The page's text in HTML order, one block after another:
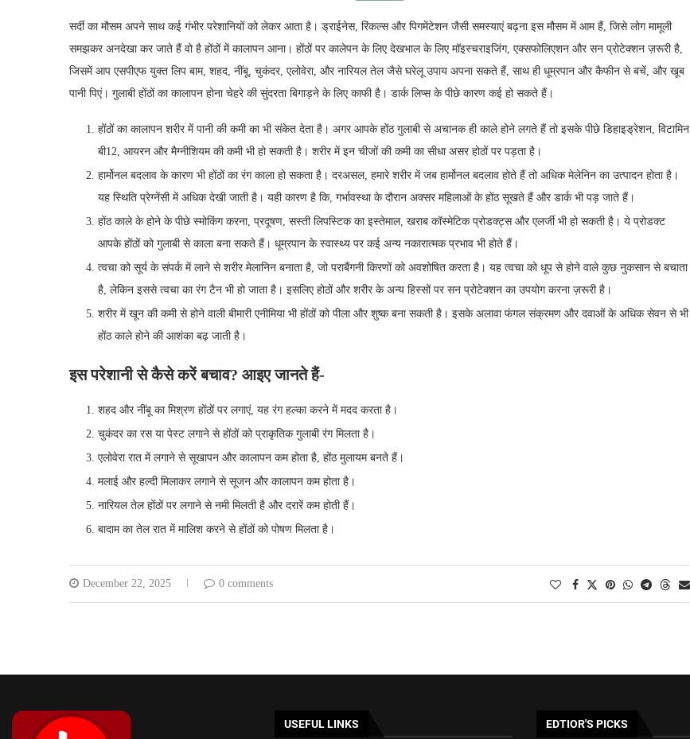
सर्दी का मौसम अपने साथ कई गंभीर परेशानियों को लेकर आता है। ड्राईनेस, रिंकल्स और पिगमेंटेशन जैसी समस्याएं बढ़ना इस मौसम में आम हैं, जिसे लोग मामूली
समझकर अनदेखा कर जाते हैं वो है होंठों में कालापन आना। होंठों पर कालेपन के लिए देखभाल के लिए मॉइस्चराइजिंग, एक्सफोलिएशन और सन प्रोटेक्शन ज़रूरी है,
जिसमें आप एसपीएफ युक्त लिप बाम, शहद, नींबू, चुकंदर, एलोवेरा, और नारियल तेल जैसे घरेलू उपाय अपना सकते हैं, साथ ही धूम्रपान और कैफीन से बचें, और खूब
पानी पिएं। गुलाबी होंठों का कालापन होना चेहरे की सुंदरता बिगाड़ने के लिए काफी है। डार्क लिप्स के पीछे कारण कई हो सकते हैं।
होंठों का कालापन शरीर में पानी की कमी का भी संकेत देता है। अगर आपके होंठ गुलाबी से अचानक ही काले होने लगते हैं तो इसके पीछे डिहाइड्रेशन, विटामिन
बी12, आयरन और मैग्नीशियम की कमी भी हो सकती है। शरीर में इन चीजों की कमी का सीधा असर होठों पर पड़ता है।
हार्मोनल बदलाव के कारण भी होंठों का रंग काला हो सकता है। दरअसल, हमारे शरीर में जब हार्मोनल बदलाव होते हैं तो अधिक मेलेनिन का उत्पादन होता है।
यह स्थिति प्रेग्नेंसी में अधिक देखी जाती है। यही कारण है कि, गर्भावस्था के दौरान अक्सर महिलाओं के होंठ सूखते हैं और डार्क भी पड़ जाते हैं।
होंठ काले के होने के पीछे स्मोकिंग करना, प्रदूषण, सस्ती लिपस्टिक का इस्तेमाल, खराब कॉस्मेटिक प्रोडक्ट्स और एलर्जी भी हो सकती है। ये प्रोडक्ट
आपके होंठों को गुलाबी से काला बना सकते हैं। धूम्रपान के स्वास्थ्य पर कई अन्य नकारात्मक प्रभाव भी होते हैं।
त्वचा को सूर्य के संपर्क में लाने से शरीर मेलानिन बनाता है, जो पराबैंगनी किरणों को अवशोषित करता है। यह त्वचा को धूप से होने वाले कुछ नुकसान से बचाता
है, लेकिन इससे त्वचा का रंग टैन भी हो जाता है। इसलिए होठों और शरीर के अन्य हिस्सों पर सन प्रोटेक्शन का उपयोग करना ज़रूरी है।
शरीर में खून की कमी से होने वाली बीमारी एनीमिया भी होंठों को पीला और शुष्क बना सकती है। इसके अलावा फंगल संक्रमण और दवाओं के अधिक सेवन से भी
होंठ काले होने की आशंका बढ़ जाती है।
इस परेशानी से कैसे करें बचाव? आइए जानते हैं-
शहद और नींबू का मिश्रण होंठों पर लगाएं, यह रंग हल्का करने में मदद करता है।
चुकंदर का रस या पेस्ट लगाने से होंठों को प्राकृतिक गुलाबी रंग मिलता है।
एलोवेरा रात में लगाने से सूखापन और कालापन कम होता है, होंठ मुलायम बनते हैं।
मलाई और हल्दी मिलाकर लगाने से सूजन और कालापन कम होता है।
नारियल तेल होंठों पर लगाने से नमी मिलती है और दरारें कम होती हैं।
बादाम का तेल रात में मालिश करने से होंठों को पोषण मिलता है।
December 22, 2025 0 comments
USEFUL LINKS EDTIOR'S PICKS